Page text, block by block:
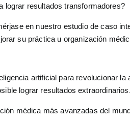
lograr resultados transformadores?
en nuestro estudio de caso
su práctica u organización
artificial para revolucionar la
lograr resultados extraordinarios.
médica más avanzadas del